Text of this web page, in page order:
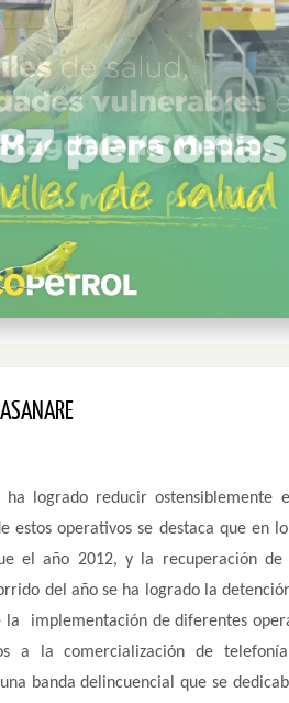
logrado reducir ostensiblemente
estos operativos se destaca que en
el año 2012, y la recuperación de
del año se ha logrado la
implementación de diferentes
a la comercialización de
banda delincuencial que se